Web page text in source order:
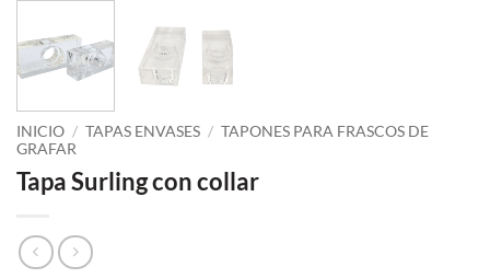
INICIO / TAPAS ENVASES / TAPONES PARA FRASCOS DE
GRAFAR
Tapa Surling con collar